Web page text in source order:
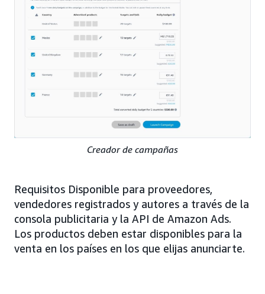
Creador de campañas
Requisitos Disponible para proveedores,
vendedores registrados y autores a través de la
consola publicitaria y la API de Amazon Ads.
Los productos deben estar disponibles para la
venta en los países en los que elijas anunciarte.